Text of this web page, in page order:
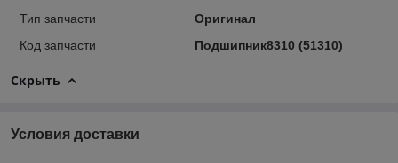
Тип запчасти
Оригинал
Код запчасти
Подшипник8310 (51310)
Скрыть
Условия доставки